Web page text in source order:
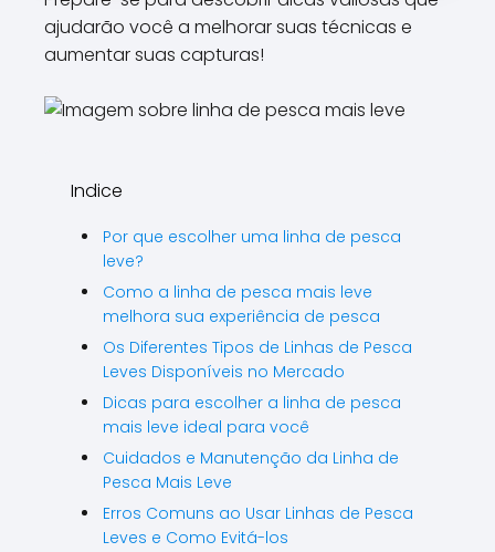
ajudarão você a melhorar suas técnicas e
aumentar suas capturas!
Indice
Por que escolher uma linha de pesca
leve?
Como a linha de pesca mais leve
melhora sua experiência de pesca
Os Diferentes Tipos de Linhas de Pesca
Leves Disponíveis no Mercado
Dicas para escolher a linha de pesca
mais leve ideal para você
Cuidados e Manutenção da Linha de
Pesca Mais Leve
Erros Comuns ao Usar Linhas de Pesca
Leves e Como Evitá-los